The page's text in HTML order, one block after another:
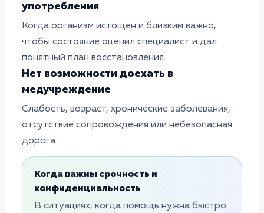
употребления
Когда организм истощён и близким важно,
чтобы состояние оценил специалист и дал
понятный план восстановления.
Нет возможности доехать в
медучреждение
Слабость, возраст, хронические заболевания,
отсутствие сопровождения или небезопасная
дорога.
Когда важны срочность и
конфиденциальность
В ситуациях, когда помощь нужна быстро